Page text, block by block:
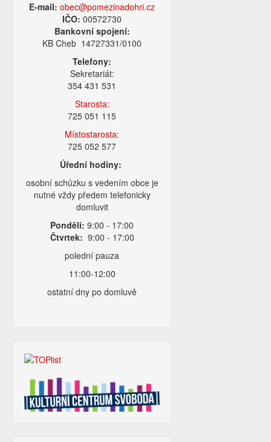
E-mail: obec@pomezinadohri.cz
IČO:00572730
Bankovní spojení:
KB Cheb 14727331/0100
Telefony:
Sekretariát:
354 431 531
Starosta:
725 051 115
Místostarosta:
725 052 577
Úřední hodiny:
osobní schůzku s vedením obce je
nutné vždy předem telefonicky
domluvit
Pondělí: 9:00 - 17:00
Čtvrtek: 9:00 - 17:00
polední pauza
11:00-12:00
ostatní dny po domluvě